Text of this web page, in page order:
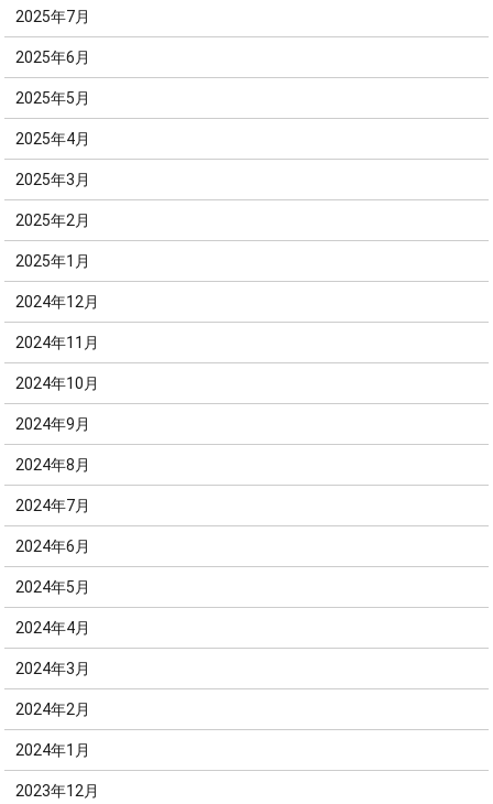
2025年7月
2025年6月
2025年5月
2025年4月
2025年3月
2025年2月
2025年1月
2024年12月
2024年11月
2024年10月
2024年9月
2024年8月
2024年7月
2024年6月
2024年5月
2024年4月
2024年3月
2024年2月
2024年1月
2023年12月